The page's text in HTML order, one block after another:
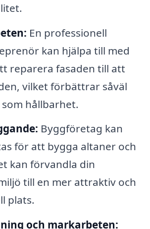
En professionell
kan hjälpa till med
reparera fasaden till att
vilket förbättrar såväl
hållbarhet.
Byggföretag kan
för att bygga altaner och
kan förvandla din
till en mer attraktiv och
plats.
och markarbeten: